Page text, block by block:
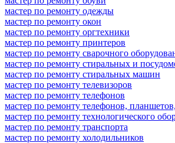
мастер по ремонту одежды
мастер по ремонту окон
мастер по ремонту оргтехники
мастер по ремонту принтеров
мастер по ремонту сварочного
мастер по ремонту стиральных и
мастер по ремонту стиральных машин
мастер по ремонту телевизоров
мастер по ремонту телефонов
мастер по ремонту телефонов,
мастер по ремонту технологического
мастер по ремонту транспорта
мастер по ремонту холодильников